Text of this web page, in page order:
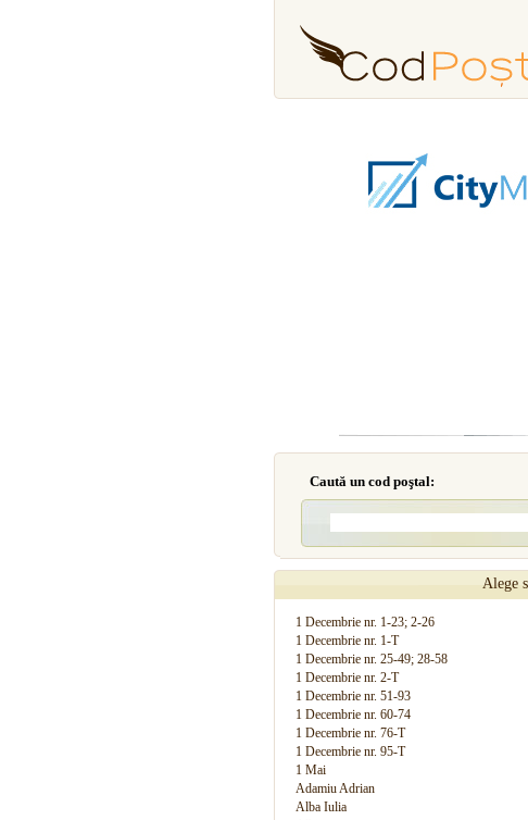
Caută un cod poştal:
Alege
1 Decembrie nr. 1-23; 2-26
1 Decembrie nr. 1-T
1 Decembrie nr. 25-49; 28-58
1 Decembrie nr. 2-T
1 Decembrie nr. 51-93
1 Decembrie nr. 60-74
1 Decembrie nr. 76-T
1 Decembrie nr. 95-T
1 Mai
Adamiu Adrian
Alba Iulia